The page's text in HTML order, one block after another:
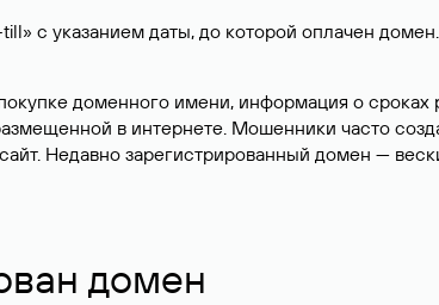
с указанием даты, до которой оплачен
доменного имени, информация о
в интернете. Мошенники часто
Недавно зарегистрированный домен —
домен